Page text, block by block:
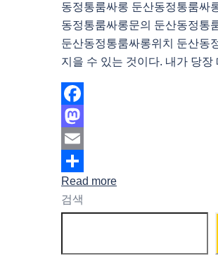
동정통룸싸롱 둔산동정통룸싸
동정통룸싸롱문의 둔산동정통
둔산동정통룸싸롱위치 둔산동
지을 수 있는 것이다. 내가 당
Facebook
Mastodon
Email
Share
Read more
검색